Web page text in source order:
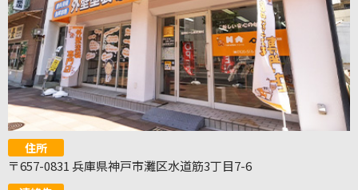
住所
〒657-0831 兵庫県神戸市灘区水道筋3丁目7-6